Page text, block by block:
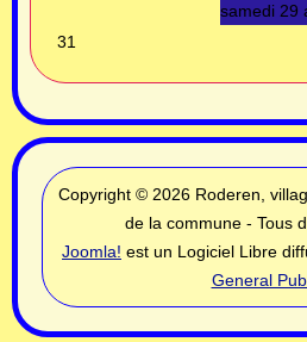
samedi 29
31
Copyright © 2026 Roderen,
de la commune - Tous
Joomla! est un Logiciel Libre
General